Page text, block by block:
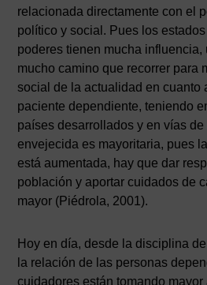
relacionada directamente con el
político y social. Pues los
poderes tienen mucha influencia,
mucho camino que recorrer para
social de la actualidad en cuanto
paciente dependiente, teniendo
países desarrollados y en vías
envejecida es mayoritaria, pues
está aumentada, hay que dar
población y aportar cuidados de
mayor (Piédrola, 2001).
Hoy en día, desde la disciplina
la relación de las personas
cuidadores están tomando mayor